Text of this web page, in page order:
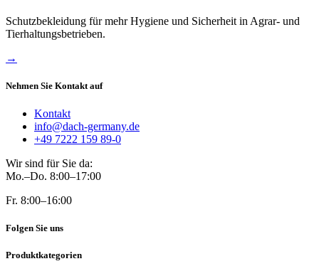
Schutzbekleidung für mehr Hygiene und Sicherheit in Agrar- und
Tierhaltungsbetrieben.
→
Nehmen Sie Kontakt auf
Kontakt
info@dach-germany.de
+49 7222 159 89-0
Wir sind für Sie da:
Mo.–Do. 8:00–17:00
Fr. 8:00–16:00
Folgen Sie uns
Produktkategorien